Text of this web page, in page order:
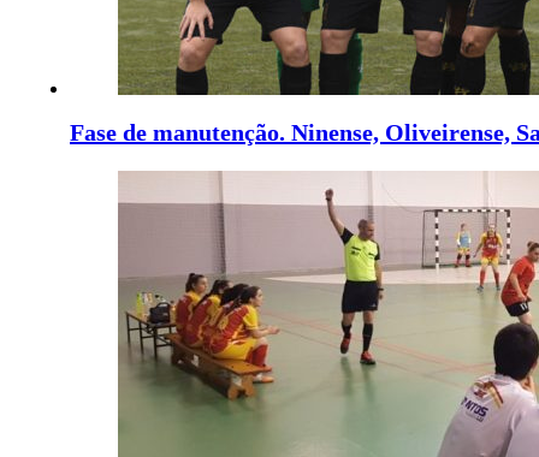
Fase de manutenção. Ninense, Oliveirense,